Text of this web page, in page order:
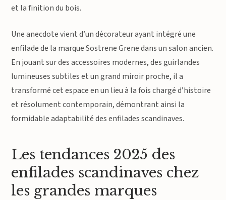
et la finition du bois.
Une anecdote vient d’un décorateur ayant intégré une
enfilade de la marque Sostrene Grene dans un salon ancien.
En jouant sur des accessoires modernes, des guirlandes
lumineuses subtiles et un grand miroir proche, il a
transformé cet espace en un lieu à la fois chargé d’histoire
et résolument contemporain, démontrant ainsi la
formidable adaptabilité des enfilades scandinaves.
Les tendances 2025 des
enfilades scandinaves chez
les grandes marques